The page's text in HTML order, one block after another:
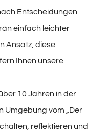
Entscheidungen
einfach leichter
Ansatz, diese
Ihnen unsere
10 Jahren in der
Umgebung vom „Der
reflektieren und